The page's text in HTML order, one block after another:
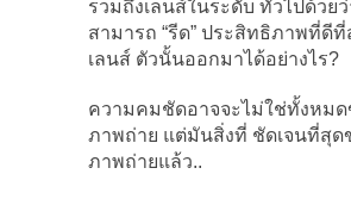
รวมถึงเลนส์ในระดับ ทั่วไปด้วยว่
สามารถ “รีด” ประสิทธิภาพที่ดี
เลนส์ ตัวนั้นออกมาได้อย่างไร?
ความคมชัดอาจจะไม่ใช่ทั้งหมด
ภาพถ่าย แต่มันสิ่งที่ ชัดเจนที่สุด
ภาพถ่ายแล้ว..